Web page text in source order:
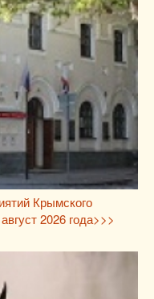
Крымского
2026 года>>>